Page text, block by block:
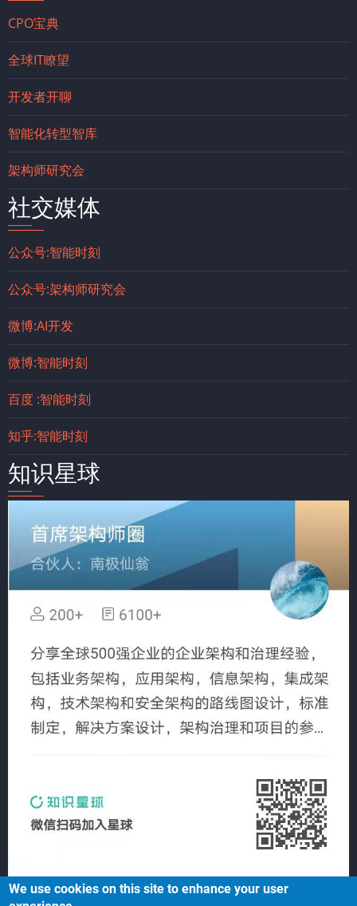
CPO宝典
全球IT瞭望
开发者开聊
智能化转型智库
架构师研究会
社交媒体
公众号:智能时刻
公众号:架构师研究会
微博:AI开发
微博:智能时刻
百度 :智能时刻
知乎:智能时刻
知识星球
We use cookies on this site to enhance your user